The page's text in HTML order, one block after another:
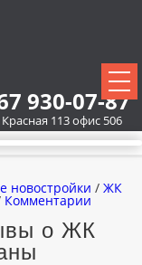
930-07-87
113 офис 506
новостройки / ЖК
Комментарии
о ЖК